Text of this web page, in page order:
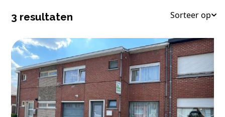
3 resultaten Sorteer op